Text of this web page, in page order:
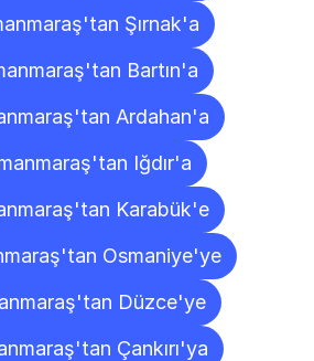
Şırnak'a
Bartın'a
Ardahan'a
Iğdır'a
Karabük'e
Osmaniye'ye
Düzce'ye
Çankırı'ya